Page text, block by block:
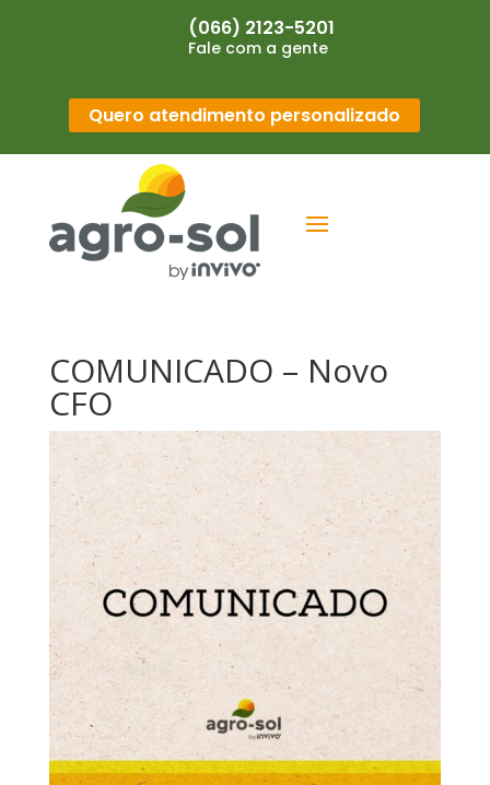
(066) 2123-5201
Fale com a gente
Quero atendimento personalizado
COMUNICADO – Novo
CFO